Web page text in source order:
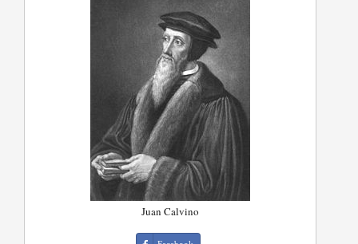
Juan Calvino